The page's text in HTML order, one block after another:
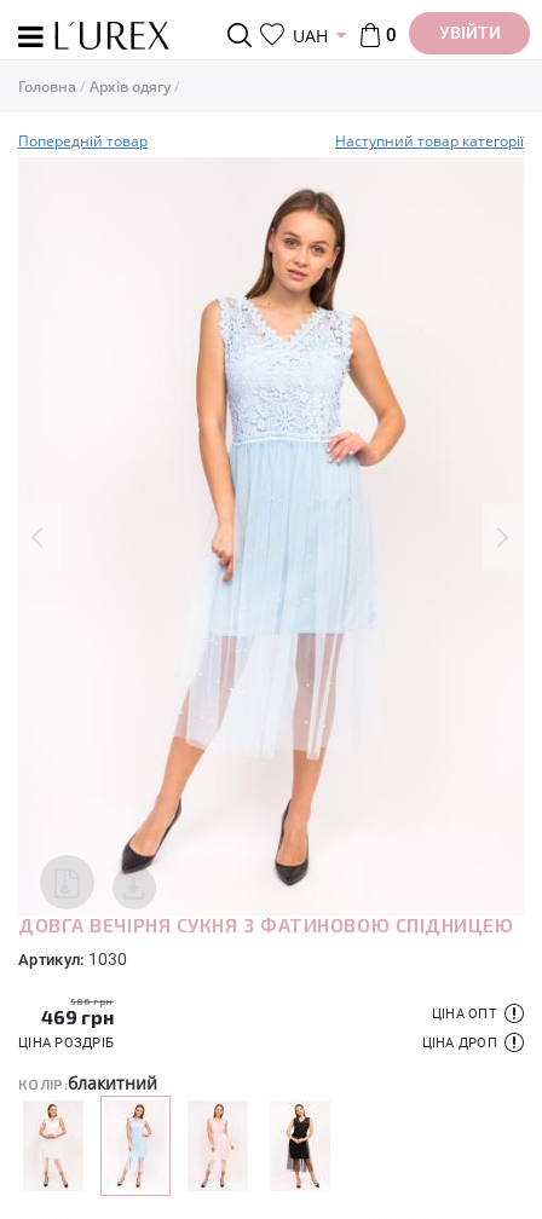
UAH 0 УВІЙТИ
Головна Архів одягу
Попередній товар Наступний товар категорії
ДОВГА ВЕЧІРНЯ СУКНЯ З ФАТИНОВОЮ СПІДНИЦЕЮ
Артикул: 1030
586 грн
469 грн
ЦІНА РОЗДРІБ
ЦІНА ОПТ
ЦІНА ДРОП
КОЛІР:блакитний